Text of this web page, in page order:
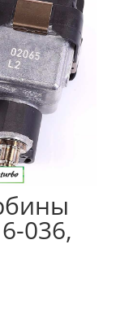
036,